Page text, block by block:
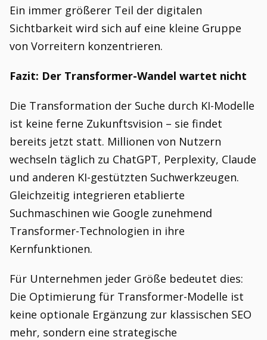
Ein immer größerer Teil der digitalen
Sichtbarkeit wird sich auf eine kleine Gruppe
von Vorreitern konzentrieren.
Fazit: Der Transformer-Wandel wartet nicht
Die Transformation der Suche durch KI-Modelle
ist keine ferne Zukunftsvision – sie findet
bereits jetzt statt. Millionen von Nutzern
wechseln täglich zu ChatGPT, Perplexity, Claude
und anderen KI-gestützten Suchwerkzeugen.
Gleichzeitig integrieren etablierte
Suchmaschinen wie Google zunehmend
Transformer-Technologien in ihre
Kernfunktionen.
Für Unternehmen jeder Größe bedeutet dies:
Die Optimierung für Transformer-Modelle ist
keine optionale Ergänzung zur klassischen SEO
mehr, sondern eine strategische